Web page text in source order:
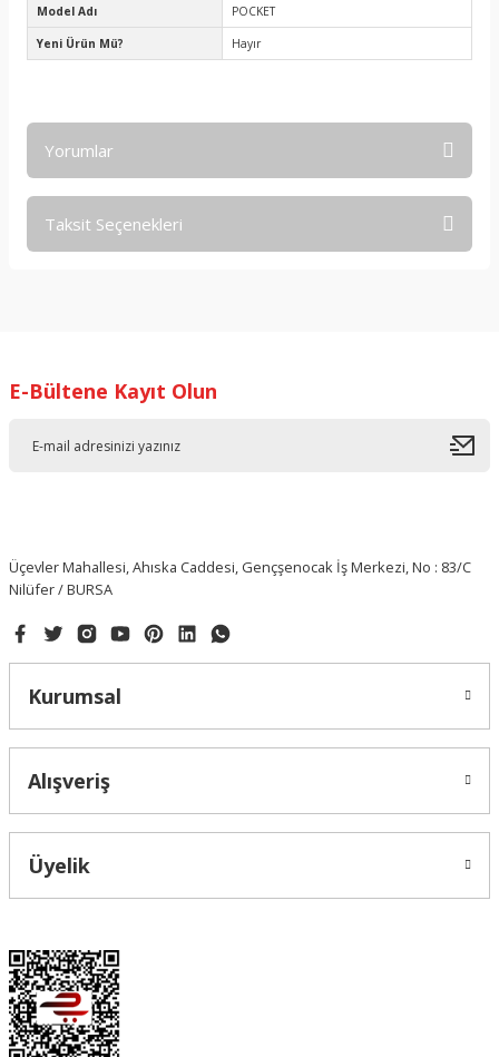
Model Adı POCKET
Yeni Ürün Mü? Hayır
Yorumlar
Taksit Seçenekleri
E-Bültene Kayıt Olun
Üçevler Mahallesi, Ahıska Caddesi, Gençşenocak İş Merkezi, No : 83/C
Nilüfer / BURSA
Kurumsal
Alışveriş
Üyelik